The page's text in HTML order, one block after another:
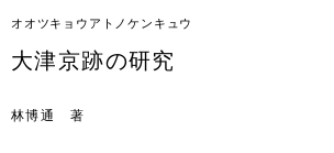
オオツキョウアトノケンキュウ
大津京跡の研究
林博通 著